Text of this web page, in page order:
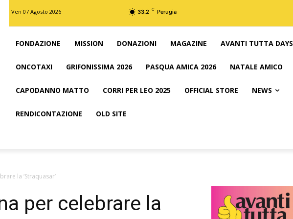
Ven 07 Agosto 2026 33.2 C Perugia
FONDAZIONE MISSION DONAZIONI MAGAZINE AVANTI TUTTA DAYS
ONCOTAXI GRIFONISSIMA 2026 PASQUA AMICA 2026 NATALE AMICO
CAPODANNO MATTO CORRI PER LEO 2025 OFFICIAL STORE NEWS
RENDICONTAZIONE OLD SITE
la ‘Straquasar’
per celebrare la